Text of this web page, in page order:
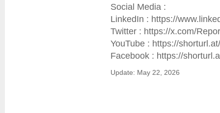
Social Media :
LinkedIn : https://
Twitter : https://x.com/
YouTube : https://
Facebook : https://
Update: May 22, 2026